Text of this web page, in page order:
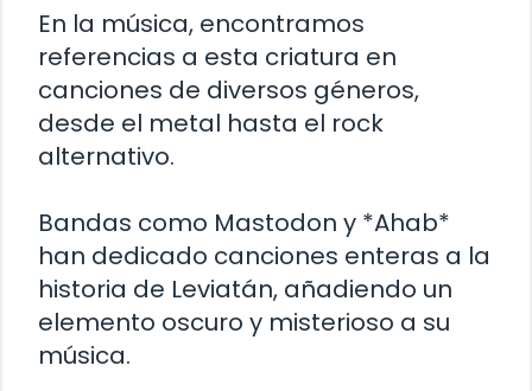
En la música, encontramos
referencias a esta criatura en
canciones de diversos géneros,
desde el metal hasta el rock
alternativo.
Bandas como Mastodon y *Ahab*
han dedicado canciones enteras a la
historia de Leviatán, añadiendo un
elemento oscuro y misterioso a su
música.